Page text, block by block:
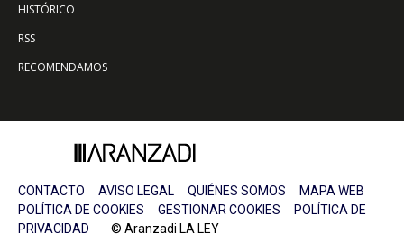
HISTÓRICO
RSS
RECOMENDAMOS
CONTACTO AVISO LEGAL QUIÉNES SOMOS
MAPA WEB
POLÍTICA DE COOKIES
GESTIONAR COOKIES
POLÍTICA DE
PRIVACIDAD © Aranzadi LA LEY